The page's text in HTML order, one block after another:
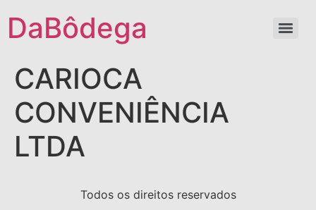
DaBôdega
CARIOCA
CONVENIÊNCIA
LTDA
Todos os direitos reservados